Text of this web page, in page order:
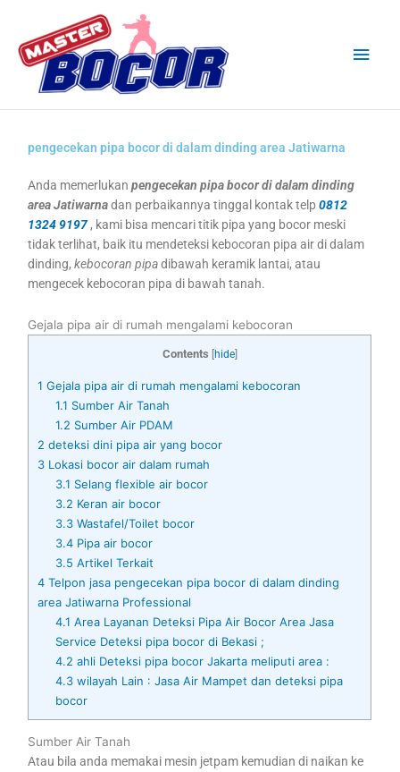
content
pengecekan pipa bocor di dalam dinding area Jatiwarna
Anda memerlukan pengecekan pipa bocor di dalam dinding
area Jatiwarnadan perbaikannya tinggal kontak telp 0812
1324 9197 , kami bisa mencari titik pipa yang bocor meski
tidak terlihat, baik itu mendeteksi kebocoran pipa air di dalam
dinding,kebocoran pipadibawah keramik lantai, atau
mengecek kebocoran pipa di bawah tanah.
Gejala pipa air di rumah mengalami kebocoran
Contents [hide]
1 Gejala pipa air di rumah mengalami kebocoran
1.1 Sumber Air Tanah
1.2 Sumber Air PDAM
2 deteksi dini pipa air yang bocor
3 Lokasi bocor air dalam rumah
3.1 Selang flexible air bocor
3.2 Keran air bocor
3.3Wastafel/Toilet bocor
3.4Pipa air bocor
3.5 Artikel Terkait
4 Telpon jasa pengecekan pipa bocor di dalam dinding
area Jatiwarna Professional
4.1 Area Layanan Deteksi Pipa Air Bocor Area Jasa
Service Deteksi pipa bocor di Bekasi ;
4.2 ahli Deteksi pipa bocor Jakarta meliputi area :
4.3wilayah Lain : Jasa Air Mampet dan deteksi pipa
bocor
Sumber Air Tanah
Atau bila anda memakai mesin jetpam kemudian di naikan ke